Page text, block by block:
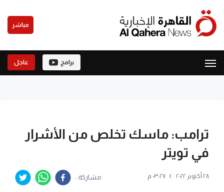
مباشر
برامج عاجل
ترامب: ماسك تخلص من الأشرار
في تويتر
٢٨ أكتوبر ٢٠٢٢ | ٠٣:٢٧ م مشاركة :